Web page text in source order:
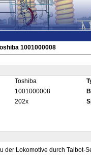
1001000008
Toshiba
1001000008
202x
der Lokomotive durch Talbot-